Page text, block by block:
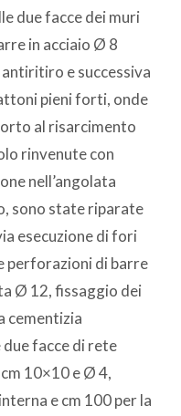
due facce dei muri
in acciaio Ø 8
e successiva
pieni forti, onde
al risarcimento
rinvenute con
nell’angolata
sono state riparate
esecuzione di fori
perforazioni di barre
Ø 12, fissaggio dei
cementizia
facce di rete
10×10 e Ø 4,
e cm 100 per la